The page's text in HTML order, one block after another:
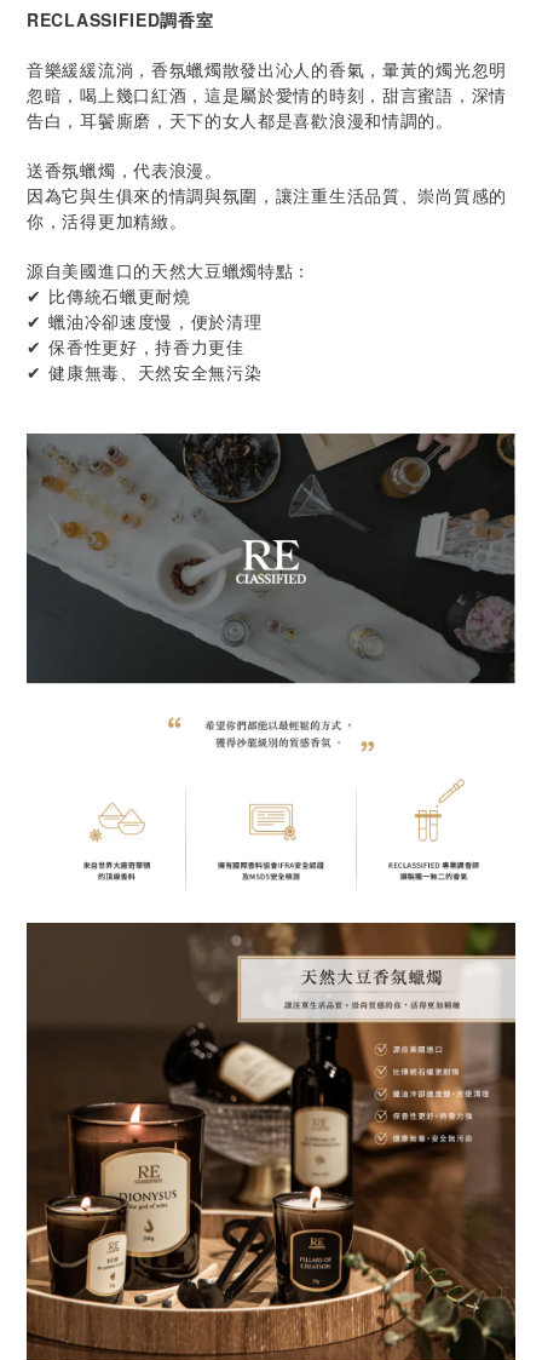
RECLASSIFIED調香室
音樂緩緩流淌，香氛蠟燭散發出沁人的香氣，暈黃的燭光忽明
忽暗，喝上幾口紅酒，這是屬於愛情的時刻，甜言蜜語，深情
告白，耳鬢廝磨，天下的女人都是喜歡浪漫和情調的。
送香氛蠟燭，代表浪漫。
因為它與生俱來的情調與氛圍，讓注重生活品質、崇尚質感的
你，活得更加精緻。
源自美國進口的天然大豆蠟燭特點：
✔ 比傳統石蠟更耐燒
✔ 蠟油冷卻速度慢，便於清理
✔ 保香性更好，持香力更佳
✔ 健康無毒、天然安全無污染